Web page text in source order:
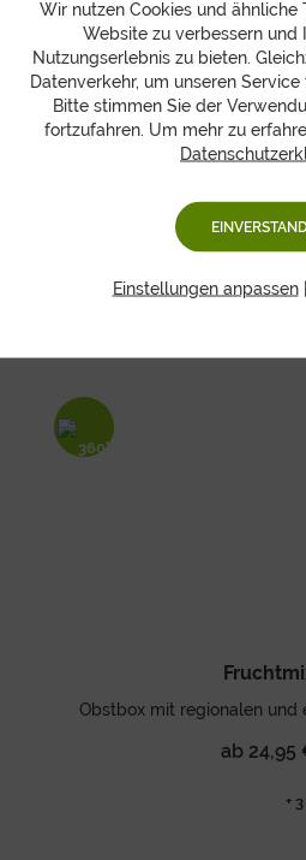
Tausende zufriedene Kunden
Empfänger haben wir mit
und Geschenkboxen schon
Passende
Obstbox mit regionalen und
ab 24,95
+
Wir nutzen Cookies und ähnliche
Website zu verbessern und
Nutzungserlebnis zu bieten.
Datenverkehr, um unseren
Bitte stimmen Sie der
fortzufahren. Um mehr zu
Einstellungen anpassen|